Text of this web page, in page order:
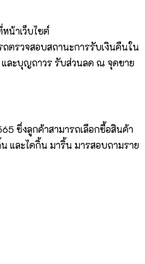
หน้าเว็บไซต์
ตรวจสอบสถานะการรับเงินคืนใน
และบุญถาวร รับส่วนลด ณ จุดขาย
ซึ่งลูกค้าสามารถเลือกซื้อสินค้า
และไดกิ้น มาริ้น มารสอบถามราย